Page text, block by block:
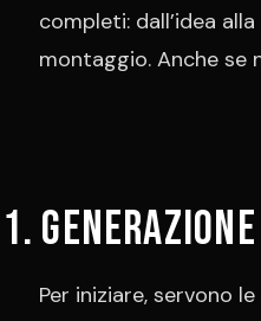
completi: dall’idea
montaggio. Anche se
1.
Per iniziare, servono